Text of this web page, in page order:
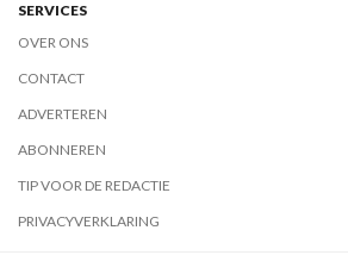
SERVICES
OVER ONS
CONTACT
ADVERTEREN
ABONNEREN
TIP VOOR DE REDACTIE
PRIVACYVERKLARING